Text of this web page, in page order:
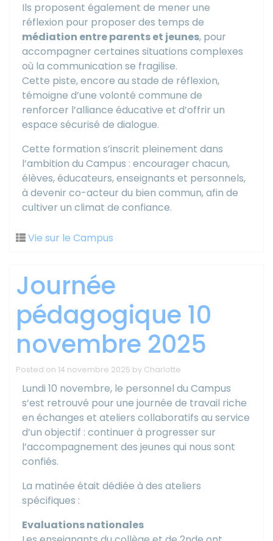
Ils proposent également de mener une
réflexion pour proposer des temps de
médiation entre parents et jeunes, pour
accompagner certaines situations complexes
où la communication se fragilise.
Cette piste, encore au stade de réflexion,
témoigne d’une volonté commune de
renforcer l’alliance éducative et d’offrir un
espace sécurisé de dialogue.
Cette formation s’inscrit pleinement dans
l’ambition du Campus : encourager chacun,
élèves, éducateurs, enseignants et personnels,
à devenir co-acteur du bien commun, afin de
cultiver un climat de confiance.
Vie sur le Campus
Journée
pédagogique 10
novembre 2025
Posted on 14 novembre 2025 by Charlotte
Lundi 10 novembre, le personnel du Campus
s’est retrouvé pour une journée de travail riche
en échanges et ateliers collaboratifs au service
d’un objectif : continuer à progresser sur
l’accompagnement des jeunes qui nous sont
confiés.
La matinée était dédiée à des ateliers
spécifiques :
Evaluations nationales